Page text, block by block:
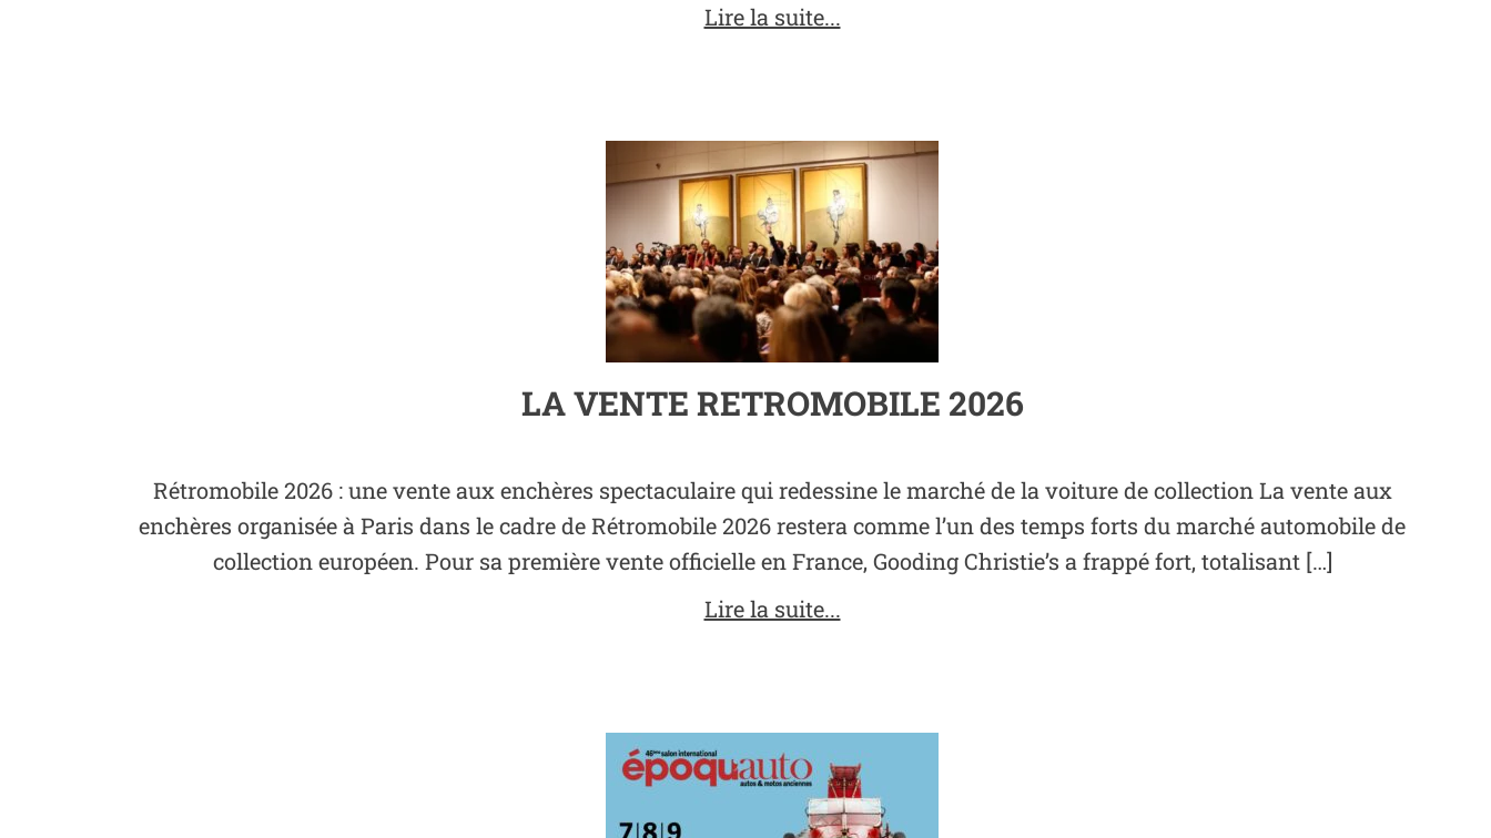
Lire la suite...
LA VENTE RETROMOBILE 2026
Rétromobile 2026 : une vente aux enchères spectaculaire qui redessine le marché de la voiture de collection La vente aux
enchères organisée à Paris dans le cadre de Rétromobile 2026 restera comme l’un des temps forts du marché automobile de
collection européen. Pour sa première vente officielle en France, Gooding Christie’s a frappé fort, totalisant […]
Lire la suite...